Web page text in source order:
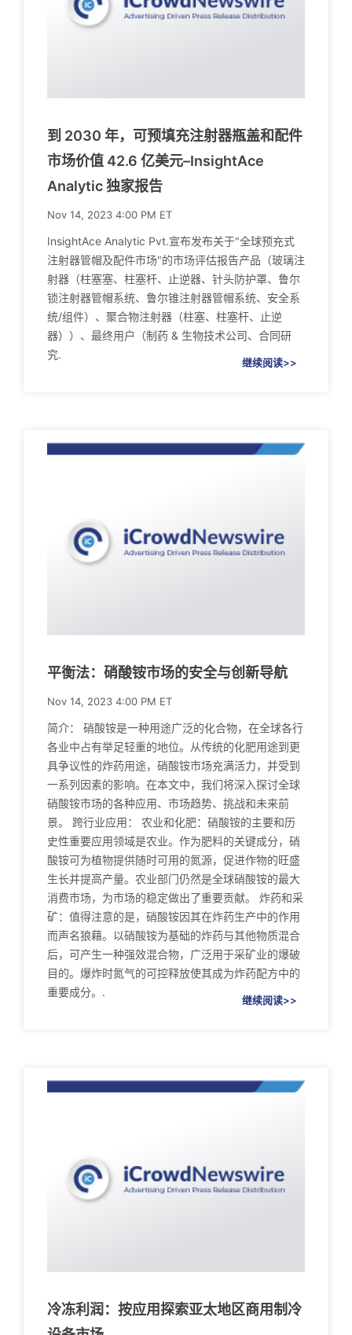
到 2030 年，可预填充注射器瓶盖和配件
市场价值 42.6 亿美元–InsightAce
Analytic 独家报告
Nov 14, 2023 4:00 PM ET
InsightAce Analytic Pvt.宣布发布关于"全球预充式
注射器管帽及配件市场"的市场评估报告产品（玻璃注
射器（柱塞塞、柱塞杆、止逆器、针头防护罩、鲁尔
锁注射器管帽系统、鲁尔锥注射器管帽系统、安全系
统/组件）、聚合物注射器（柱塞、柱塞杆、止逆
器））、最终用户（制药 & 生物技术公司、合同研
究.
继续阅读>>
平衡法：硝酸铵市场的安全与创新导航
Nov 14, 2023 4:00 PM ET
简介： 硝酸铵是一种用途广泛的化合物，在全球各行
各业中占有举足轻重的地位。从传统的化肥用途到更
具争议性的炸药用途，硝酸铵市场充满活力，并受到
一系列因素的影响。在本文中，我们将深入探讨全球
硝酸铵市场的各种应用、市场趋势、挑战和未来前
景。 跨行业应用： 农业和化肥：硝酸铵的主要和历
史性重要应用领域是农业。作为肥料的关键成分，硝
酸铵可为植物提供随时可用的氮源，促进作物的旺盛
生长并提高产量。农业部门仍然是全球硝酸铵的最大
消费市场，为市场的稳定做出了重要贡献。 炸药和采
矿：值得注意的是，硝酸铵因其在炸药生产中的作用
而声名狼藉。以硝酸铵为基础的炸药与其他物质混合
后，可产生一种强效混合物，广泛用于采矿业的爆破
目的。爆炸时氮气的可控释放使其成为炸药配方中的
重要成分。.
继续阅读>>
冷冻利润：按应用探索亚太地区商用制冷